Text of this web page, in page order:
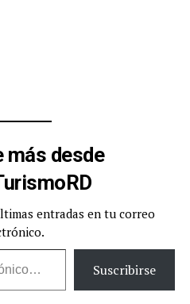
más desde
entradas en tu correo
Suscribirse